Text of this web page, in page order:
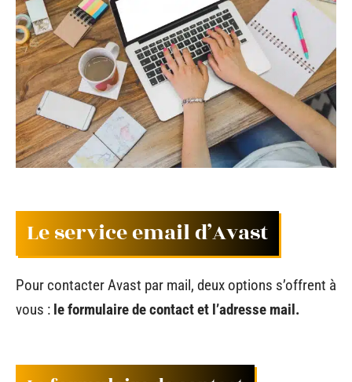
Le service email d’Avast
Pour contacter Avast par mail, deux options s’offrent à
vous : le formulaire de contact et l’adresse mail.